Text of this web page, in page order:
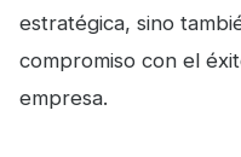
estratégica, sino
compromiso con el
empresa.